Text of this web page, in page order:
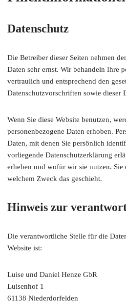
Datenschutz
Die Betreiber dieser Seiten nehmen
Daten sehr ernst. Wir behandeln Ihre
vertraulich und entsprechend den
Datenschutzvorschriften sowie dieser
Wenn Sie diese Website benutzen,
personenbezogene Daten erhoben.
Daten, mit denen Sie persönlich
vorliegende Datenschutzerklärung
erheben und wofür wir sie nutzen. Sie
welchem Zweck das geschieht.
Hinweis zur
Die verantwortliche Stelle für die
Website ist:
Luise und Daniel Henze GbR
Luisenhof 1
61138 Niederdorfelden